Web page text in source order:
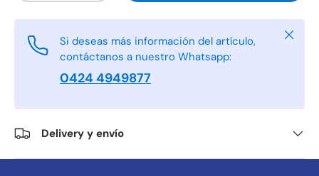
Si deseas más información del artículo,
contáctanos a nuestro Whatsapp:
0424 4949877
Cerrar
Delivery y envío